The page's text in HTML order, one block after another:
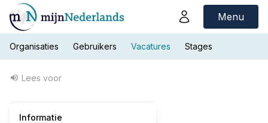
Menu
Lees voor
Organisaties Gebruikers Vacatures Stages
Informatie